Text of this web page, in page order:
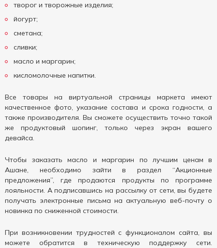
творог и творожные изделия;
йогурт;
сметана;
сливки;
масло и маргарин;
кисломолочные напитки.
Все товары на виртуальной страницы маркета имеют
качественное фото, указание состава и срока годности, а
также производителя. Вы сможете осуществить точно такой
же продуктовый шопинг, только через экран вашего
девайса.
Чтобы заказать масло и маргарин по лучшим ценам в
Ашане, необходимо зайти в раздел “Акционные
предложения”, где продаются продукты по программе
лояльности. А подписавшись на рассылку от сети, вы будете
получать электронные письма на актуальную веб-почту о
новинка по сниженной стоимости.
При возникновении трудностей с функционалом сайта, вы
можете обратится в техническую поддержку сети.